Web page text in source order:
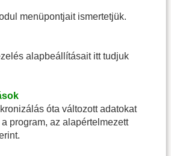
menüpontjait ismertetjük.
alapbeállításait itt tudjuk
óta változott adatokat
program, az alapértelmezett